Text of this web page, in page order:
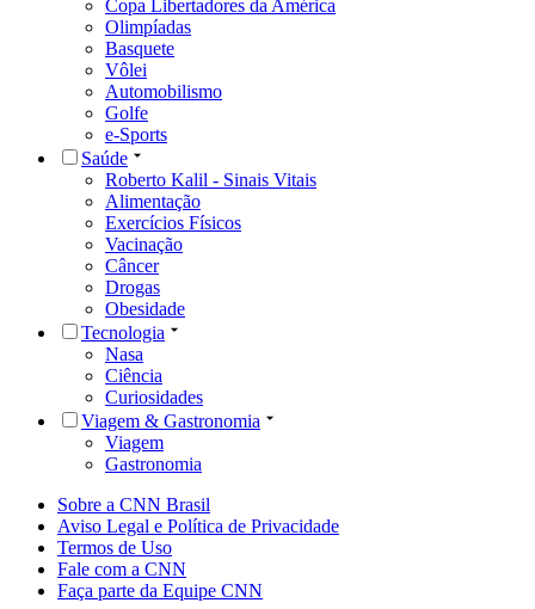
Copa Libertadores da América
Olimpíadas
Basquete
Vôlei
Automobilismo
Golfe
e-Sports
Saúde
Roberto Kalil - Sinais Vitais
Alimentação
Exercícios Físicos
Vacinação
Câncer
Drogas
Obesidade
Tecnologia
Nasa
Ciência
Curiosidades
Viagem & Gastronomia
Viagem
Gastronomia
Sobre a CNN Brasil
Aviso Legal e Política de Privacidade
Termos de Uso
Fale com a CNN
Faça parte da Equipe CNN